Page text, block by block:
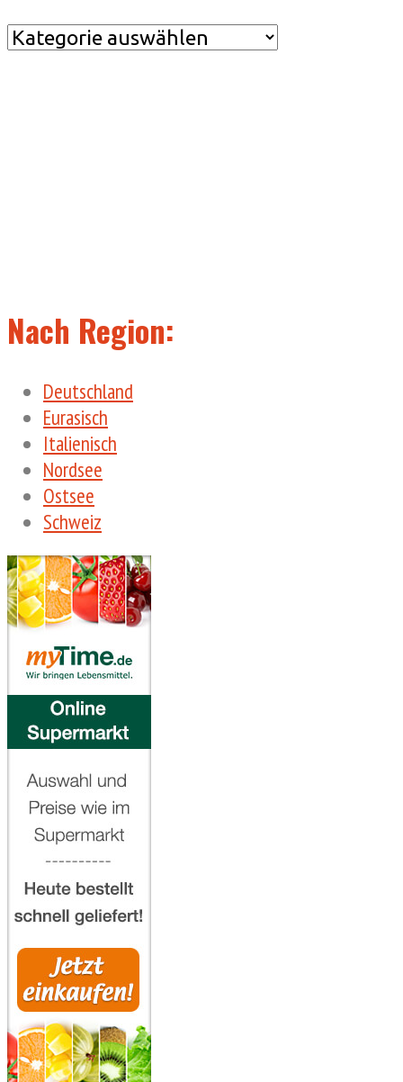
Nach
Nach Region:
Deutschland
Eurasisch
Italienisch
Nordsee
Ostsee
Schweiz